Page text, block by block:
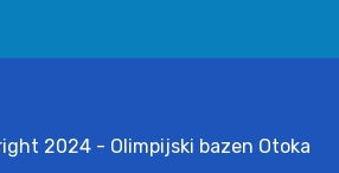
2024 - Olimpijski bazen Otoka